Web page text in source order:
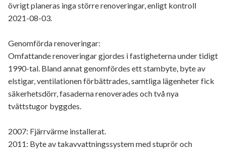
övrigt planeras inga större renoveringar, enligt kontroll
2021-08-03.
Genomförda renoveringar:
Omfattande renoveringar gjordes i fastigheterna under tidigt
1990-tal. Bland annat genomfördes ett stambyte, byte av
elstigar, ventilationen förbättrades, samtliga lägenheter fick
säkerhetsdörr, fasaderna renoverades och två nya
tvättstugor byggdes.
2007: Fjärrvärme installerat.
2011: Byte av takavvattningssystem med stuprör och